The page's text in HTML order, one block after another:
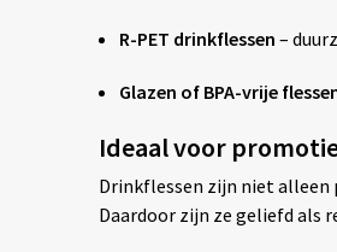
R-PET drinkflessen –
Glazen of BPA-vrije
Ideaal voor
Drinkflessen zijn niet alleen
Daardoor zijn ze geliefd